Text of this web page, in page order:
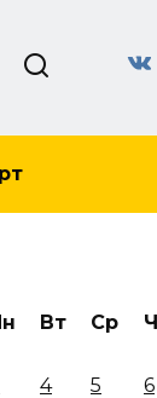
Вт Ср
4 5 6